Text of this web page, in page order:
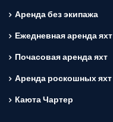
Аренда без экипажа
Ежедневная аренда яхт
Почасовая аренда яхт
Аренда роскошных яхт
Каюта Чартер